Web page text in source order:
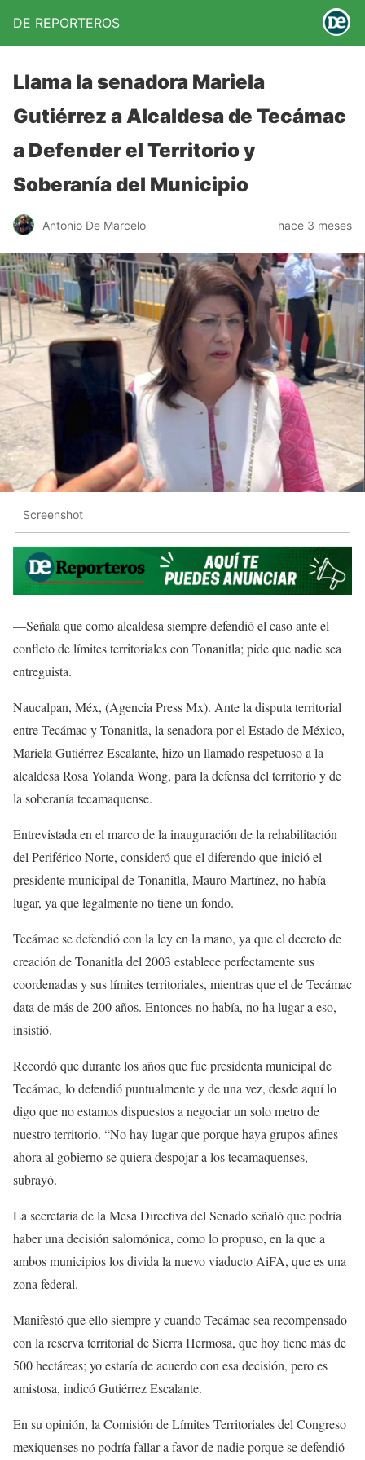
DE REPORTEROS
Llama la senadora Mariela
Gutiérrez a Alcaldesa de Tecámac
a Defender el Territorio y
Soberanía del Municipio
Antonio De Marcelo hace 3 meses
Screenshot
—Señala que como alcaldesa siempre defendió el caso ante el
conflcto de límites territoriales con Tonanitla; pide que nadie sea
entreguista.
Naucalpan, Méx, (Agencia Press Mx). Ante la disputa territorial
entre Tecámac y Tonanitla, la senadora por el Estado de México,
Mariela Gutiérrez Escalante, hizo un llamado respetuoso a la
alcaldesa Rosa Yolanda Wong, para la defensa del territorio y de
la soberanía tecamaquense.
Entrevistada en el marco de la inauguración de la rehabilitación
del Periférico Norte, consideró que el diferendo que inició el
presidente municipal de Tonanitla, Mauro Martínez, no había
lugar, ya que legalmente no tiene un fondo.
Tecámac se defendió con la ley en la mano, ya que el decreto de
creación de Tonanitla del 2003 establece perfectamente sus
coordenadas y sus límites territoriales, mientras que el de Tecámac
data de más de 200 años. Entonces no había, no ha lugar a eso,
insistió.
Recordó que durante los años que fue presidenta municipal de
Tecámac, lo defendió puntualmente y de una vez, desde aquí lo
digo que no estamos dispuestos a negociar un solo metro de
nuestro territorio. “No hay lugar que porque haya grupos afines
ahora al gobierno se quiera despojar a los tecamaquenses,
subrayó.
La secretaria de la Mesa Directiva del Senado señaló que podría
haber una decisión salomónica, como lo propuso, en la que a
ambos municipios los divida la nuevo viaducto AiFA, que es una
zona federal.
Manifestó que ello siempre y cuando Tecámac sea recompensado
con la reserva territorial de Sierra Hermosa, que hoy tiene más de
500 hectáreas; yo estaría de acuerdo con esa decisión, pero es
amistosa, indicó Gutiérrez Escalante.
En su opinión, la Comisión de Límites Territoriales del Congreso
mexiquenses no podría fallar a favor de nadie porque se defendió